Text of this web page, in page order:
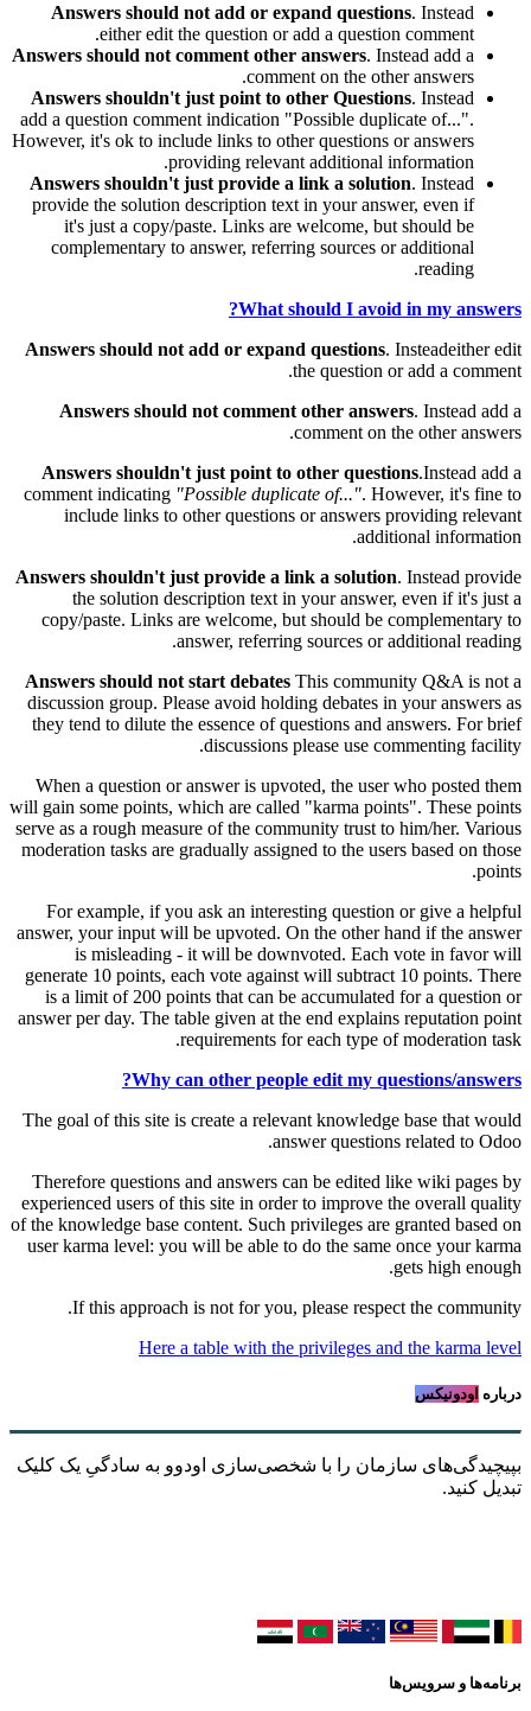
Answers should not add or expand questions. Instead
either edit the question or add a question comment.
Answers should not comment other answers. Instead add a
comment on the other answers.
Answers shouldn't just point to other Questions. Instead
add a question comment indication "Possible duplicate of...".
However, it's ok to include links to other questions or answers
providing relevant additional information.
Answers shouldn't just provide a link a solution. Instead
provide the solution description text in your answer, even if
it's just a copy/paste. Links are welcome, but should be
complementary to answer, referring sources or additional
reading.
What should I avoid in my answers?
Answers should not add or expand questions. Insteadeither edit
the question or add a comment.
Answers should not comment other answers. Instead add a
comment on the other answers.
Answers shouldn't just point to other questions.Instead add a
comment indicating "Possible duplicate of...". However, it's fine to
include links to other questions or answers providing relevant
additional information.
Answers shouldn't just provide a link a solution. Instead provide
the solution description text in your answer, even if it's just a
copy/paste. Links are welcome, but should be complementary to
answer, referring sources or additional reading.
Answers should not start debates This community Q&A is not a
discussion group. Please avoid holding debates in your answers as
they tend to dilute the essence of questions and answers. For brief
discussions please use commenting facility.
When a question or answer is upvoted, the user who posted them
will gain some points, which are called "karma points". These points
serve as a rough measure of the community trust to him/her. Various
moderation tasks are gradually assigned to the users based on those
points.
For example, if you ask an interesting question or give a helpful
answer, your input will be upvoted. On the other hand if the answer
is misleading - it will be downvoted. Each vote in favor will
generate 10 points, each vote against will subtract 10 points. There
is a limit of 200 points that can be accumulated for a question or
answer per day. The table given at the end explains reputation point
requirements for each type of moderation task.
Why can other people edit my questions/answers?
The goal of this site is create a relevant knowledge base that would
answer questions related to Odoo.
Therefore questions and answers can be edited like wiki pages by
experienced users of this site in order to improve the overall quality
of the knowledge base content. Such privileges are granted based on
user karma level: you will be able to do the same once your karma
gets high enough.
If this approach is not for you, please respect the community.
Here a table with the privileges and the karma level
درباره اودونیکس
بپیچیدگی‌های سازمان را با شخصی‌سازی اودوو به سادگیِ یک کلیک
تبدیل کنید.
برنامه‌ها و سرویس‌ها